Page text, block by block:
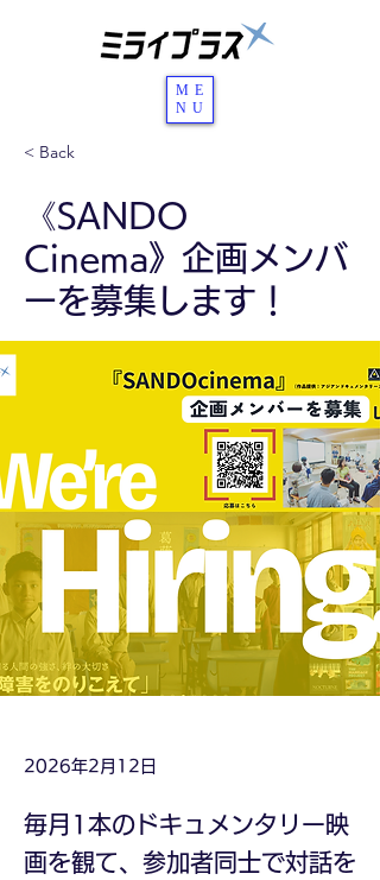
ME
NU
< Back
《SANDO
Cinema》企画メンバ
ーを募集します！
2026年2月12日
毎月1本のドキュメンタリー映
画を観て、参加者同士で対話を